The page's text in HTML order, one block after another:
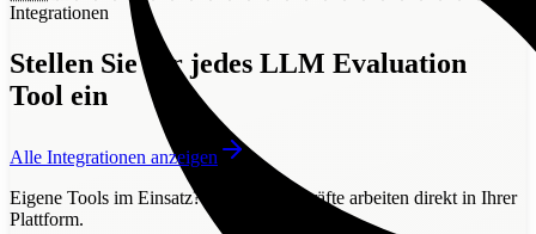
Dataloop
Integrationen
Stellen Sie für jedes LLM Evaluation
Tool ein
Alle Integrationen anzeigen
Eigene Tools im Einsatz?
Unsere Fachkräfte arbeiten direkt in Ihrer
Plattform.